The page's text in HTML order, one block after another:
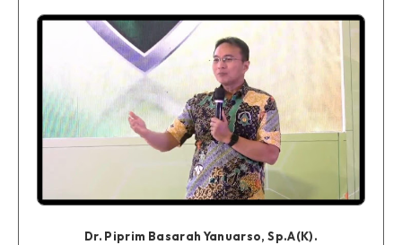
Dr. Piprim Basarah Yanuarso, Sp.A(K).